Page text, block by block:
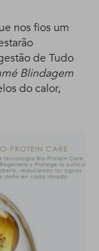
nos fios um
de Tudo
Blindagem
do calor,